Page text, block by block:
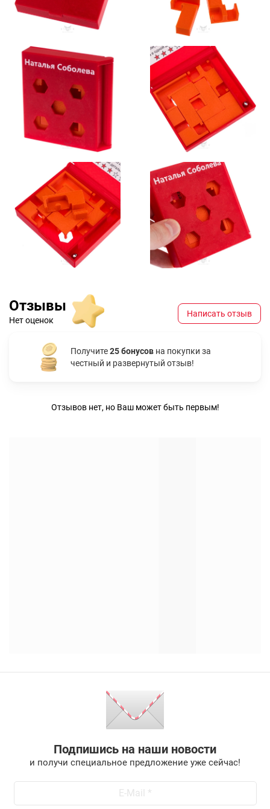
Отзывы
Нет оценок
Написать отзыв
Получите25 бонусов на покупки за
честный и развернутый отзыв!
Отзывов нет, но Ваш может быть первым!
Подпишись на наши новости
и получи специальное предложение уже сейчас!